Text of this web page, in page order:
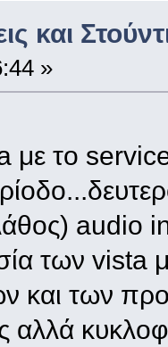
και
»
με το
audio
των vista
και των
αλλά